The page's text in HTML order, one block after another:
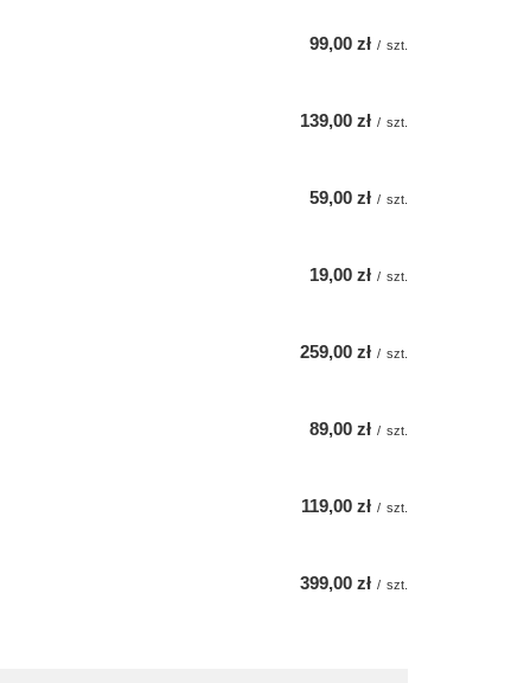
99,00 zł / szt.
139,00 zł / szt.
59,00 zł / szt.
19,00 zł / szt.
259,00 zł / szt.
89,00 zł / szt.
119,00 zł / szt.
399,00 zł / szt.